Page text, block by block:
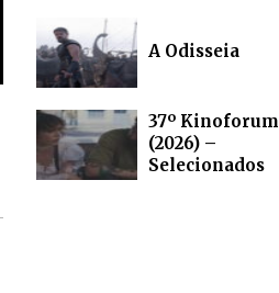
A Odisseia
37º Kinoforum
(2026) –
Selecionados